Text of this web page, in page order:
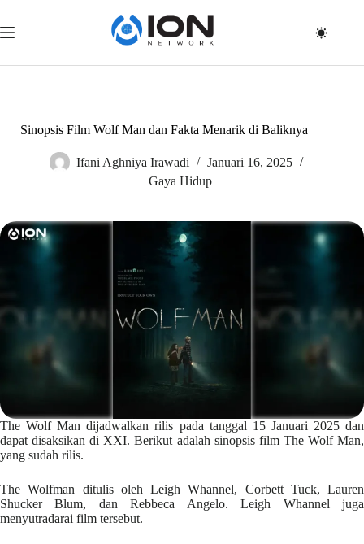
content
Sinopsis Film Wolf Man dan Fakta Menarik di Baliknya
Ifani Aghniya Irawadi
Januari 16, 2025
Gaya Hidup
The Wolf Man dijadwalkan rilis pada tanggal 15 Januari 2025 dan
dapat disaksikan di XXI. Berikut adalah sinopsis film The Wolf Man,
yang sudah rilis.
The Wolfman ditulis oleh Leigh Whannel, Corbett Tuck, Lauren
Shucker Blum, dan Rebbeca Angelo. Leigh Whannel juga
menyutradarai film tersebut.